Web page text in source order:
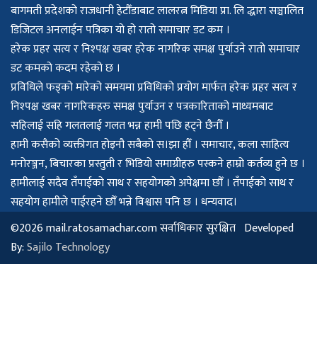
बागमती प्रदेशको राजधानी हेटौँडाबाट लालरत्न मिडिया प्रा. लि द्धारा सञ्चालित
डिजिटल अनलाईन पत्रिका यो हो रातो समाचार डट कम ।
हरेक प्रहर सत्य र निश्पक्ष खबर हरेक नागरिक समक्ष पुर्याउने रातो समाचार
डट कमको कदम रहेको छ ।
प्रविधिले फड्को मारेको समयमा प्रविधिको प्रयोग मार्फत हरेक प्रहर सत्य र
निश्पक्ष खबर नागरिकहरु समक्ष पुर्याउन र पत्रकारिताको माध्यमबाट
सहिलाई सहि गलतलाई गलत भन्न हामी पछि हट्ने छैनौँ ।
हामी कसैको व्यक्तीगत होइनौ सबैको स।झा हौँ । समाचार, कला साहित्य
मनोरञ्जन, बिचारका प्रस्तुती र भिडियो समाग्रीहरु पस्कने हाम्रो कर्तव्य हुने छ ।
हामीलाई सदैव तँपाईको साथ र सहयोगको अपेक्षमा छौँ । तँपाईको साथ र
सहयोग हामीले पाईरहने छौँ भन्ने विश्वास पनि छ । धन्यवाद।
©2026 mail.ratosamachar.com सर्वाधिकार सुरक्षित Developed
By:Sajilo Technology